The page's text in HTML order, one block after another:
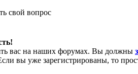
свой вопрос
вас на наших форумах. Вы должны
вы уже зарегистрированы, то